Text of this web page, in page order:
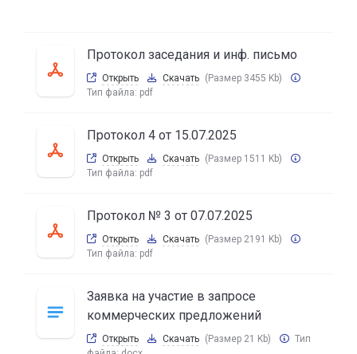
Протокол заседания и инф. письмо
Открыть Скачать (Размер 3455 Kb)
Тип файла: pdf
Протокол 4 от 15.07.2025
Открыть Скачать (Размер 1511 Kb)
Тип файла: pdf
Протокол № 3 от 07.07.2025
Открыть Скачать (Размер 2191 Kb)
Тип файла: pdf
Заявка на участие в запросе
коммерческих предложений
Открыть Скачать (Размер 21 Kb)
Тип